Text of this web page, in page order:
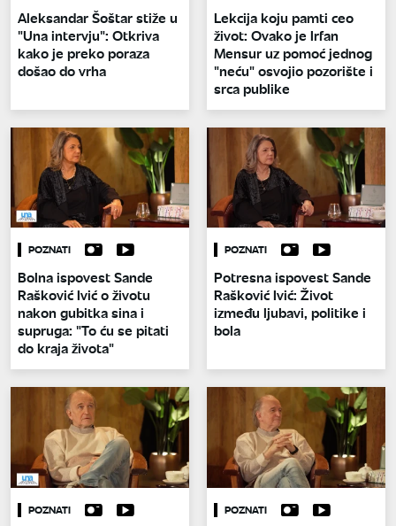
Aleksandar Šoštar stiže u
"Una intervju": Otkriva
kako je preko poraza
došao do vrha
Lekcija koju pamti ceo
život: Ovako je Irfan
Mensur uz pomoć jednog
"neću" osvojio pozorište i
srca publike
POZNATI
Bolna ispovest Sande
Rašković Ivić o životu
nakon gubitka sina i
supruga: "To ću se pitati
do kraja života"
POZNATI
Potresna ispovest Sande
Rašković Ivić: Život
između ljubavi, politike i
bola
POZNATI POZNATI